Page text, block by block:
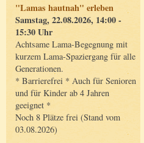
"Lamas hautnah" erleben
Samstag, 22.08.2026, 14:00 -
15:30 Uhr
Achtsame Lama-Begegnung mit
kurzem Lama-Spaziergang für alle
Generationen.
* Barrierefrei * Auch für Senioren
und für Kinder ab 4 Jahren
geeignet *
Noch 8 Plätze frei (Stand vom
03.08.2026)